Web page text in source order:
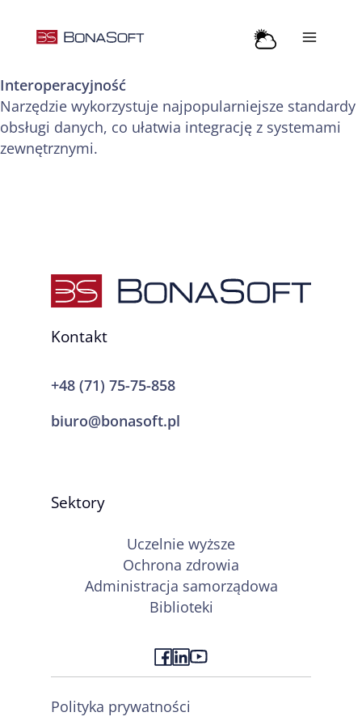
Interoperacyjność
Narzędzie wykorzystuje najpopularniejsze standardy
obsługi danych, co ułatwia integrację z systemami
zewnętrznymi.
Kontakt
+48 (71) 75-75-858
biuro@bonasoft.pl
Sektory
Uczelnie wyższe
Ochrona zdrowia
Administracja samorządowa
Biblioteki
Polityka prywatności